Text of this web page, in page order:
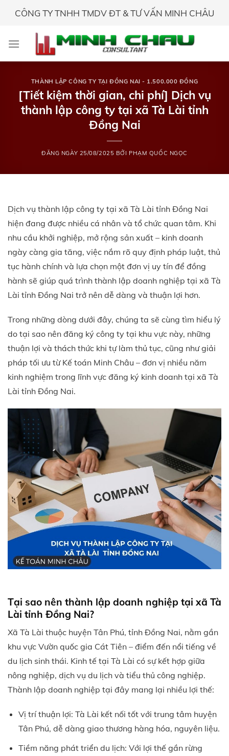
CÔNG TY TNHH TMDV ĐT & TƯ VẤN MINH CHÂU
THÀNH LẬP CÔNG TY TẠI ĐỒNG NAI - 1.500.000 ĐỒNG
[Tiết kiệm thời gian, chi phí] Dịch vụ
thành lập công ty tại xã Tà Lài tỉnh
Đồng Nai
ĐĂNG NGÀY 25/08/2025 BỞI PHẠM QUỐC NGỌC
Dịch vụ thành lập công ty tại xã Tà Lài tỉnh Đồng Nai
hiện đang được nhiều cá nhân và tổ chức quan tâm. Khi
nhu cầu khởi nghiệp, mở rộng sản xuất – kinh doanh
ngày càng gia tăng, việc nắm rõ quy định pháp luật, thủ
tục hành chính và lựa chọn một đơn vị uy tín để đồng
hành sẽ giúp quá trình thành lập doanh nghiệp tại xã Tà
Lài tỉnh Đồng Nai trở nên dễ dàng và thuận lợi hơn.
Trong những dòng dưới đây, chúng ta sẽ cùng tìm hiểu lý
do tại sao nên đăng ký công ty tại khu vực này, những
thuận lợi và thách thức khi tự làm thủ tục, cũng như giải
pháp tối ưu từ Kế toán Minh Châu – đơn vị nhiều năm
kinh nghiệm trong lĩnh vực đăng ký kinh doanh tại xã Tà
Lài tỉnh Đồng Nai.
Tại sao nên thành lập doanh nghiệp tại xã Tà
Lài tỉnh Đồng Nai?
Xã Tà Lài thuộc huyện Tân Phú, tỉnh Đồng Nai, nằm gần
khu vực Vườn quốc gia Cát Tiên – điểm đến nổi tiếng về
du lịch sinh thái. Kinh tế tại Tà Lài có sự kết hợp giữa
nông nghiệp, dịch vụ du lịch và tiểu thủ công nghiệp.
Thành lập doanh nghiệp tại đây mang lại nhiều lợi thế:
Vị trí thuận lợi: Tà Lài kết nối tốt với trung tâm huyện
Tân Phú, dễ dàng giao thương hàng hóa, nguyên liệu.
Tiềm năng phát triển du lịch: Với lợi thế gần rừng